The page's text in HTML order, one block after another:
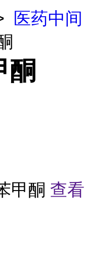
医药中间
酮
甲酮 查看